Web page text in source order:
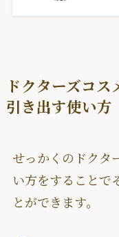
ドクターズコ
引き出す使い方
せっかくのドクタ
い方をすることで
とができます。